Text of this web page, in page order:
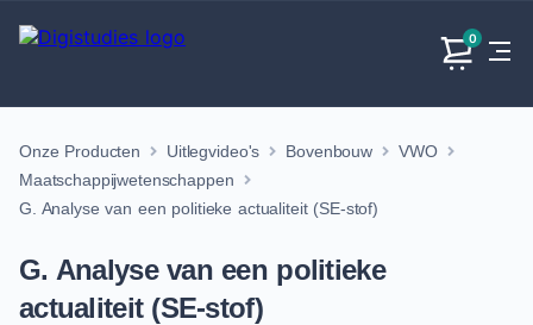
0
Exacte
vakken
Geen
Taalvakken
Geen
vakken.
Maatschappijvakken Producten
Onze Producten Uitlegvideo's Bovenbouw
VWO
Maatschappijwetenschappen
G. Analyse van een politieke actualiteit (SE-stof)
G. Analyse van een politieke
actualiteit (SE-stof)